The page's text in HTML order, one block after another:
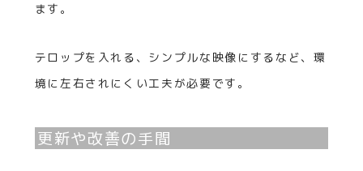
ます。
テロップを入れる、シンプルな映像にするなど、環
境に左右されにくい工夫が必要です。
更新や改善の手間